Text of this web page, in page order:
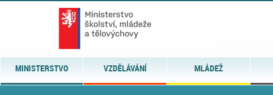
MINISTERSTVO VZDĚLÁVÁNÍ MLÁDEŽ